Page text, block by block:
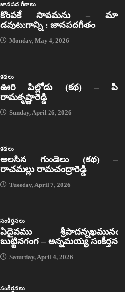
జానపద గీతాలు
కొంపకే సావమను – మా
డవుటుగాన్ని : జానపదగీతం
Monday, May 4, 2026
కథలు
ఊరి పిల్లోడు (కథ) – పి
రామకృష్ణారెడ్డి
Sunday, April 26, 2026
కథలు
అలసిన గుండెలు (కథ) –
రాచమల్లు రామచంద్రారెడ్డి
Tuesday, April 7, 2026
సంకీర్తనలు
ఏదైవము శ్రీపాదన్నఖమునఁ
బుట్టినగంగ – అన్నమయ్య సంకీర్తన
Saturday, April 4, 2026
సంకీర్తనలు